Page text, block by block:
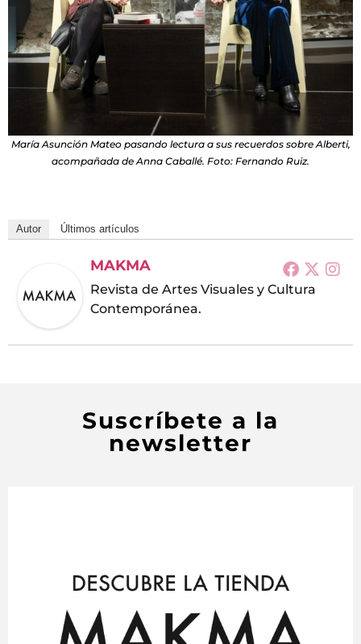
María Asunción Mateo pasando lectura a sus recuerdos sobre Alberti,
acompañada de Anna Caballé. Foto: Fernando Ruiz.
Autor Últimos artículos
MAKMA
Revista de Artes Visuales y Cultura
Contemporánea.
Suscríbete a la
newsletter